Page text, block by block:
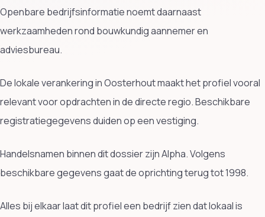
Openbare bedrijfsinformatie noemt daarnaast
werkzaamheden rond bouwkundig aannemer en
adviesbureau.
De lokale verankering in Oosterhout maakt het profiel vooral
relevant voor opdrachten in de directe regio. Beschikbare
registratiegegevens duiden op een vestiging.
Handelsnamen binnen dit dossier zijn Alpha. Volgens
beschikbare gegevens gaat de oprichting terug tot 1998.
Alles bij elkaar laat dit profiel een bedrijf zien dat lokaal is